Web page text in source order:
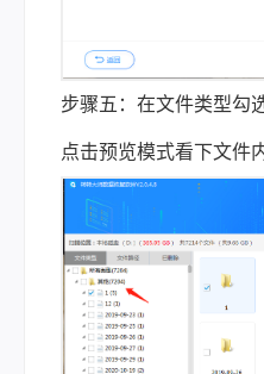
步骤五：在文件类型勾
点击预览模式看下文件